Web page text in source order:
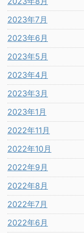
2023年7月
2023年6月
2023年5月
2023年4月
2023年3月
2023年1月
2022年11月
2022年10月
2022年9月
2022年8月
2022年7月
2022年6月